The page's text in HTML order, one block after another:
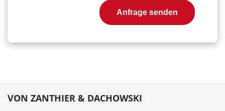
Anfrage senden
VON ZANTHIER & DACHOWSKI